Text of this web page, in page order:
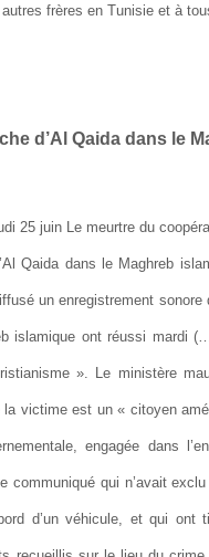
frères en Tunisie et à
d’Al Qaida dans le
25 juin Le meurtre du
Qaida dans le Maghreb
un enregistrement
islamique ont réussi mardi
». Le ministère
la victime est un « citoyen
engagée dans
communiqué qui n’avait
d’un véhicule, et qui